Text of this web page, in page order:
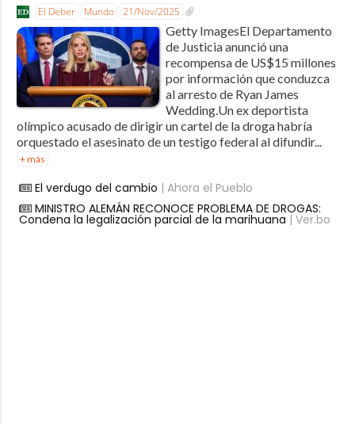
El Deber Mundo 21/Nov/2025
Getty ImagesEl Departamento
de Justicia anunció una
recompensa de US$15 millones
por información que conduzca
al arresto de Ryan James
Wedding.Un ex deportista
olímpico acusado de dirigir un cartel de la droga habría
orquestado el asesinato de un testigo federal al difundir...
+ más
El verdugo del cambio | Ahora el Pueblo
MINISTRO ALEMÁN RECONOCE PROBLEMA DE DROGAS:
Condena la legalización parcial de la marihuana | Ver.bo